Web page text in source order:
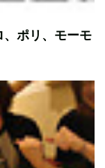
、ポリ、モーモ